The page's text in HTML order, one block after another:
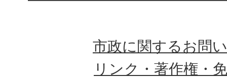
市政に関するお問
リンク・著作権・